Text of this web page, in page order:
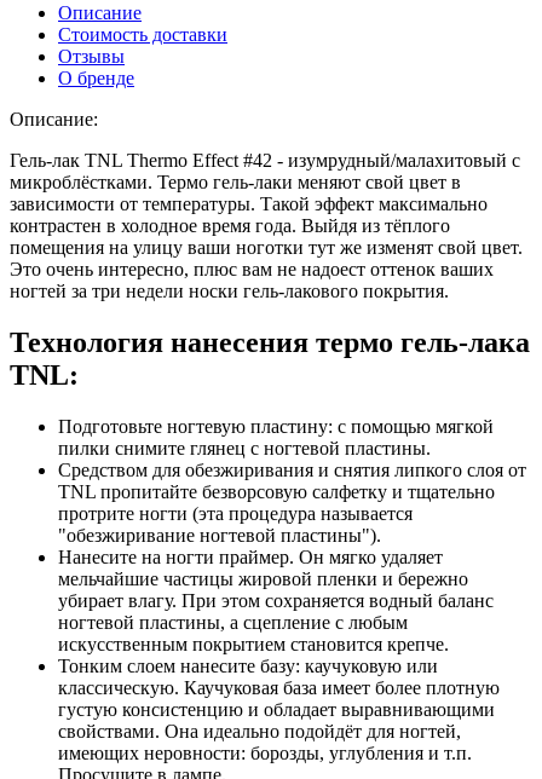
Описание
Стоимость доставки
Отзывы
О бренде
Описание:
Гель-лак TNL Thermo Effect #42 - изумрудный/малахитовый с
микроблёстками. Термо гель-лаки меняют свой цвет в
зависимости от температуры. Такой эффект максимально
контрастен в холодное время года. Выйдя из тёплого
помещения на улицу ваши ноготки тут же изменят свой цвет.
Это очень интересно, плюс вам не надоест оттенок ваших
ногтей за три недели носки гель-лакового покрытия.
Технология нанесения термо гель-лака
TNL:
Подготовьте ногтевую пластину: с помощью мягкой
пилки снимите глянец с ногтевой пластины.
Средством для обезжиривания и снятия липкого слоя от
TNL пропитайте безворсовую салфетку и тщательно
протрите ногти (эта процедура называется
"обезжиривание ногтевой пластины").
Нанесите на ногти праймер. Он мягко удаляет
мельчайшие частицы жировой пленки и бережно
убирает влагу. При этом сохраняется водный баланс
ногтевой пластины, а сцепление с любым
искусственным покрытием становится крепче.
Тонким слоем нанесите базу: каучуковую или
классическую. Каучуковая база имеет более плотную
густую консистенцию и обладает выравнивающими
свойствами. Она идеально подойдёт для ногтей,
имеющих неровности: борозды, углубления и т.п.
Просушите в лампе.